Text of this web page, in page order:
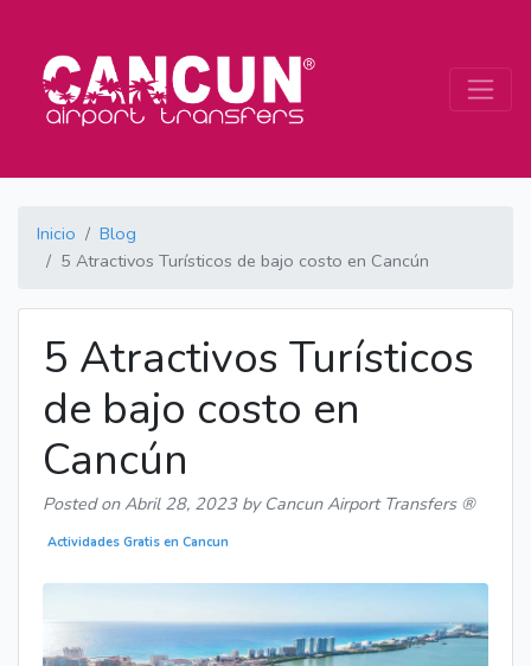
Inicio
Blog
5 Atractivos Turísticos de bajo costo en Cancún
5 Atractivos Turísticos
de bajo costo en
Cancún
Posted onAbril 28, 2023by Cancun Airport Transfers ®
Actividades Gratis en Cancun